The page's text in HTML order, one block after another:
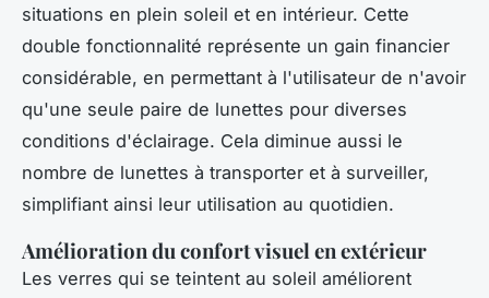
situations en plein soleil et en intérieur. Cette
double fonctionnalité représente un gain financier
considérable, en permettant à l'utilisateur de n'avoir
qu'une seule paire de lunettes pour diverses
conditions d'éclairage. Cela diminue aussi le
nombre de lunettes à transporter et à surveiller,
simplifiant ainsi leur utilisation au quotidien.
Amélioration du confort visuel en extérieur
Les verres qui se teintent au soleil améliorent